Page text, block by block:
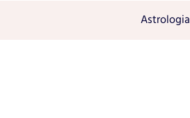
Astrologia